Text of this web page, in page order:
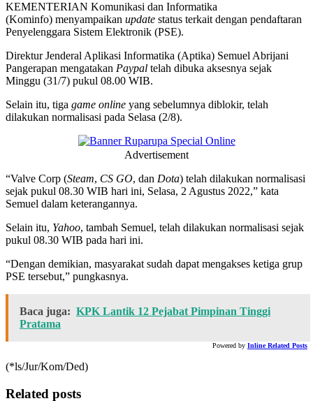
KEMENTERIAN Komunikasi dan Informatika
(Kominfo) menyampaikan update status terkait dengan pendaftaran
Penyelenggara Sistem Elektronik (PSE).
Direktur Jenderal Aplikasi Informatika (Aptika) Semuel Abrijani
Pangerapan mengatakan Paypal telah dibuka aksesnya sejak
Minggu (31/7) pukul 08.00 WIB.
Selain itu, tiga game online yang sebelumnya diblokir, telah
dilakukan normalisasi pada Selasa (2/8).
Advertisement
“Valve Corp (Steam, CS GO, dan Dota) telah dilakukan normalisasi
sejak pukul 08.30 WIB hari ini, Selasa, 2 Agustus 2022,” kata
Semuel dalam keterangannya.
Selain itu, Yahoo, tambah Semuel, telah dilakukan normalisasi sejak
pukul 08.30 WIB pada hari ini.
“Dengan demikian, masyarakat sudah dapat mengakses ketiga grup
PSE tersebut,” pungkasnya.
Baca juga: KPK Lantik 12 Pejabat Pimpinan Tinggi
Pratama
Powered by Inline Related Posts
(*ls/Jur/Kom/Ded)
Related posts